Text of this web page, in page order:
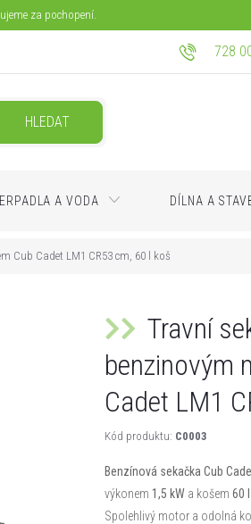
za pochopení.
728
Reklamace a
HLEDAT
A VODA DÍLNA A
Cub Cadet LM1 CR53 cm, 60 l koš
Travní
benzinovým
Cadet LM1
Kód produktu: C0003
Benzínová sekačka Cub
výkonem 1,5 kW a košem 60 l
Spolehlivý motor a odolná